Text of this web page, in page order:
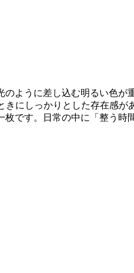
ように差し込む明るい色が
にしっかりとした存在感
です。日常の中に「整う時